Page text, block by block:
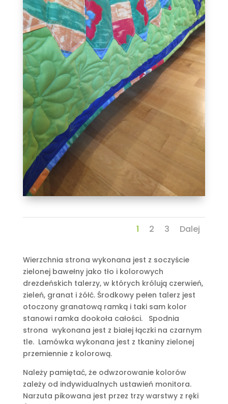
1 2 3 Dalej
Wierzchnia strona wykonana jest z soczyście
zielonej bawełny jako tło i kolorowych
drezdeńskich talerzy, w których królują czerwień,
zieleń, granat i żółć. Środkowy pełen talerz jest
otoczony granatową ramką i taki sam kolor
stanowi ramka dookoła całości. Spodnia
strona wykonana jest z białej łączki na czarnym
tle. Lamówka wykonana jest z tkaniny zielonej
przemiennie z kolorową.
Należy pamiętać, że odwzorowanie kolorów
zależy od indywidualnych ustawień monitora.
Narzuta pikowana jest przez trzy warstwy z ręki